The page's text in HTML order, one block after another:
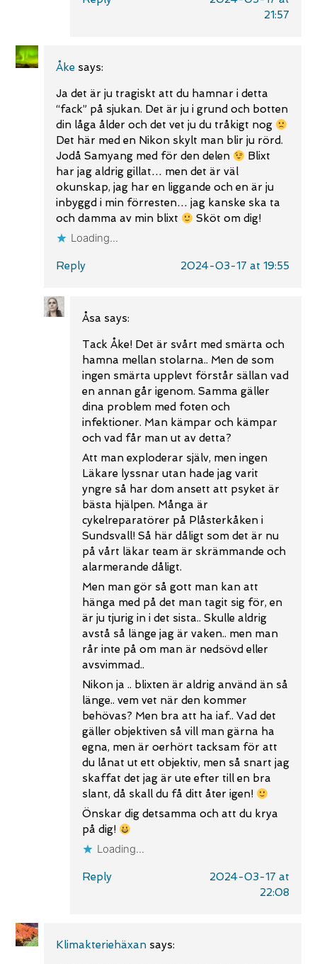
21:57
Åke says:
Ja det är ju tragiskt att du hamnar i detta
“fack” på sjukan. Det är ju i grund och botten
din låga ålder och det vet ju du tråkigt nog
Det här med en Nikon skylt man blir ju rörd.
Jodå Samyang med för den delen
Blixt
har jag aldrig gillat… men det är väl
okunskap, jag har en liggande och en är ju
inbyggd i min förresten… jag kanske ska ta
och damma av min blixt
Sköt om dig!
Loading...
Reply 2024-03-17 at 19:55
Åsa says:
Tack Åke! Det är svårt med smärta och
hamna mellan stolarna.. Men de som
ingen smärta upplevt förstår sällan vad
en annan går igenom. Samma gäller
dina problem med foten och
infektioner. Man kämpar och kämpar
och vad får man ut av detta?
Att man exploderar själv, men ingen
Läkare lyssnar utan hade jag varit
yngre så har dom ansett att psyket är
bästa hjälpen. Många är
cykelreparatörer på Plåsterkåken i
Sundsvall! Så här dåligt som det är nu
på vårt läkar team är skrämmande och
alarmerande dåligt.
Men man gör så gott man kan att
hänga med på det man tagit sig för, en
är ju tjurig in i det sista.. Skulle aldrig
avstå så länge jag är vaken.. men man
rår inte på om man är nedsövd eller
avsvimmad..
Nikon ja .. blixten är aldrig använd än så
länge.. vem vet när den kommer
behövas? Men bra att ha iaf.. Vad det
gäller objektiven så vill man gärna ha
egna, men är oerhört tacksam för att
du lånat ut ett objektiv, men så snart jag
skaffat det jag är ute efter till en bra
slant, då skall du få ditt åter igen!
Önskar dig detsamma och att du krya
på dig!
Loading...
Reply
2024-03-17 at
22:08
Klimakteriehäxan says: